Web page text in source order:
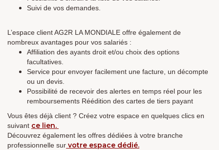
Suivi de vos demandes.
L’espace client AG2R LA MONDIALE offre également de
nombreux avantages pour vos salariés :
Affiliation des ayants droit et/ou choix des options
facultatives.
Service pour envoyer facilement une facture, un décompte
ou un devis.
Possibilité de recevoir des alertes en temps réel pour les
remboursements Réédition des cartes de tiers payant
Vous êtes déjà client ? Créez votre espace en quelques clics en
suivant ce lien.
Découvrez également les offres dédiées à votre branche
professionnelle sur votre espace dédié.